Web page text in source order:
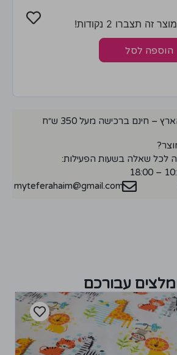
תצברו 2 נקודות!
הוספה לסל
– חינם ברכישה מעל 350 ש״ח
לכל שאלה בשעות הפעילות:
myteferahaim@gmail.com
עבורכם